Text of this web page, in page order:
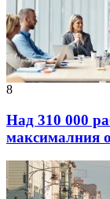
8
Над 310 000
максималния